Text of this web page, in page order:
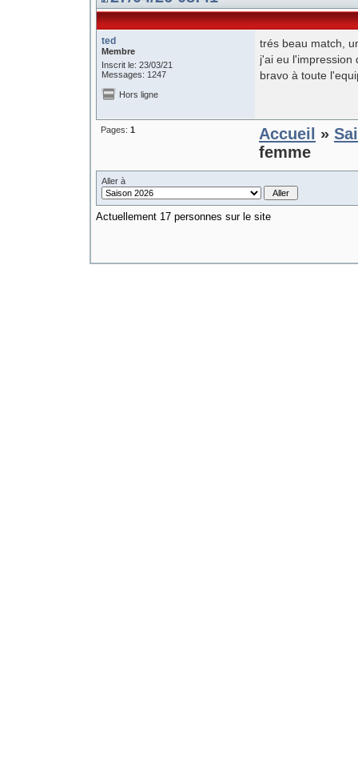
ted
Membre
Inscrit le: 23/03/21
Messages: 1247
trés beau match,
j'ai eu l'impression
bravo à toute
Hors ligne
Pages: 1 Accueil »
femme
Aller à